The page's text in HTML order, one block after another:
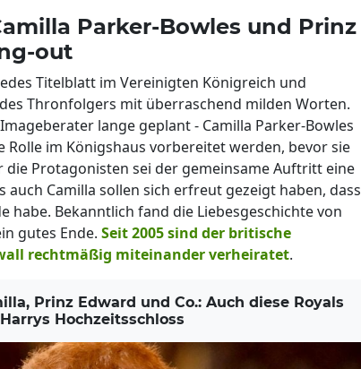
Parker-Bowles und Prinz
out
Titelblatt im Vereinigten Königreich und
Thronfolgers mit überraschend milden Worten.
lange geplant - Camilla Parker-Bowles
im Königshaus vorbereitet werden, bevor sie
die Protagonisten sei der gemeinsame Auftritt eine
auch Camilla sollen sich erfreut gezeigt haben, dass
habe. Bekanntlich fand die Liebesgeschichte von
gutes Ende. Seit 2005 sind der britische
rechtmäßig miteinander verheiratet.
Prinz Edward und Co.: Auch diese Royals
Hochzeitsschloss